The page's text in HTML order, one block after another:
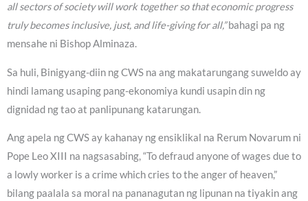
all sectors of society will work together so that economic progress
truly becomes inclusive, just, and life-giving for all,”bahagi pa ng
mensahe ni Bishop Alminaza.
Sa huli, Binigyang-diin ng CWS na ang makatarungang suweldo ay
hindi lamang usaping pang-ekonomiya kundi usapin din ng
dignidad ng tao at panlipunang katarungan.
Ang apela ng CWS ay kahanay ng ensiklikal na Rerum Novarum ni
Pope Leo XIII na nagsasabing, “To defraud anyone of wages due to
a lowly worker is a crime which cries to the anger of heaven,”
bilang paalala sa moral na pananagutan ng lipunan na tiyakin ang